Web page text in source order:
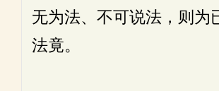
无为法、不可说法，则为
法竟。